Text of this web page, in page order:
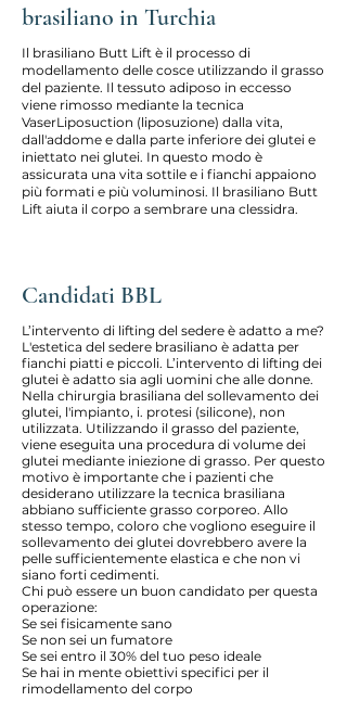
brasiliano in Turchia
Il brasiliano Butt Lift è il processo di
modellamento delle cosce utilizzando il grasso
del paziente. Il tessuto adiposo in eccesso
viene rimosso mediante la tecnica
VaserLiposuction (liposuzione) dalla vita,
dall'addome e dalla parte inferiore dei glutei e
iniettato nei glutei. In questo modo è
assicurata una vita sottile e i fianchi appaiono
più formati e più voluminosi. Il brasiliano Butt
Lift aiuta il corpo a sembrare una clessidra.
Candidati BBL
L’intervento di lifting del sedere è adatto a me?
L'estetica del sedere brasiliano è adatta per
fianchi piatti e piccoli. L’intervento di lifting dei
glutei è adatto sia agli uomini che alle donne.
Nella chirurgia brasiliana del sollevamento dei
glutei, l'impianto, i. protesi (silicone), non
utilizzata. Utilizzando il grasso del paziente,
viene eseguita una procedura di volume dei
glutei mediante iniezione di grasso. Per questo
motivo è importante che i pazienti che
desiderano utilizzare la tecnica brasiliana
abbiano sufficiente grasso corporeo. Allo
stesso tempo, coloro che vogliono eseguire il
sollevamento dei glutei dovrebbero avere la
pelle sufficientemente elastica e che non vi
siano forti cedimenti.
Chi può essere un buon candidato per questa
operazione:
Se sei fisicamente sano
Se non sei un fumatore
Se sei entro il 30% del tuo peso ideale
Se hai in mente obiettivi specifici per il
rimodellamento del corpo